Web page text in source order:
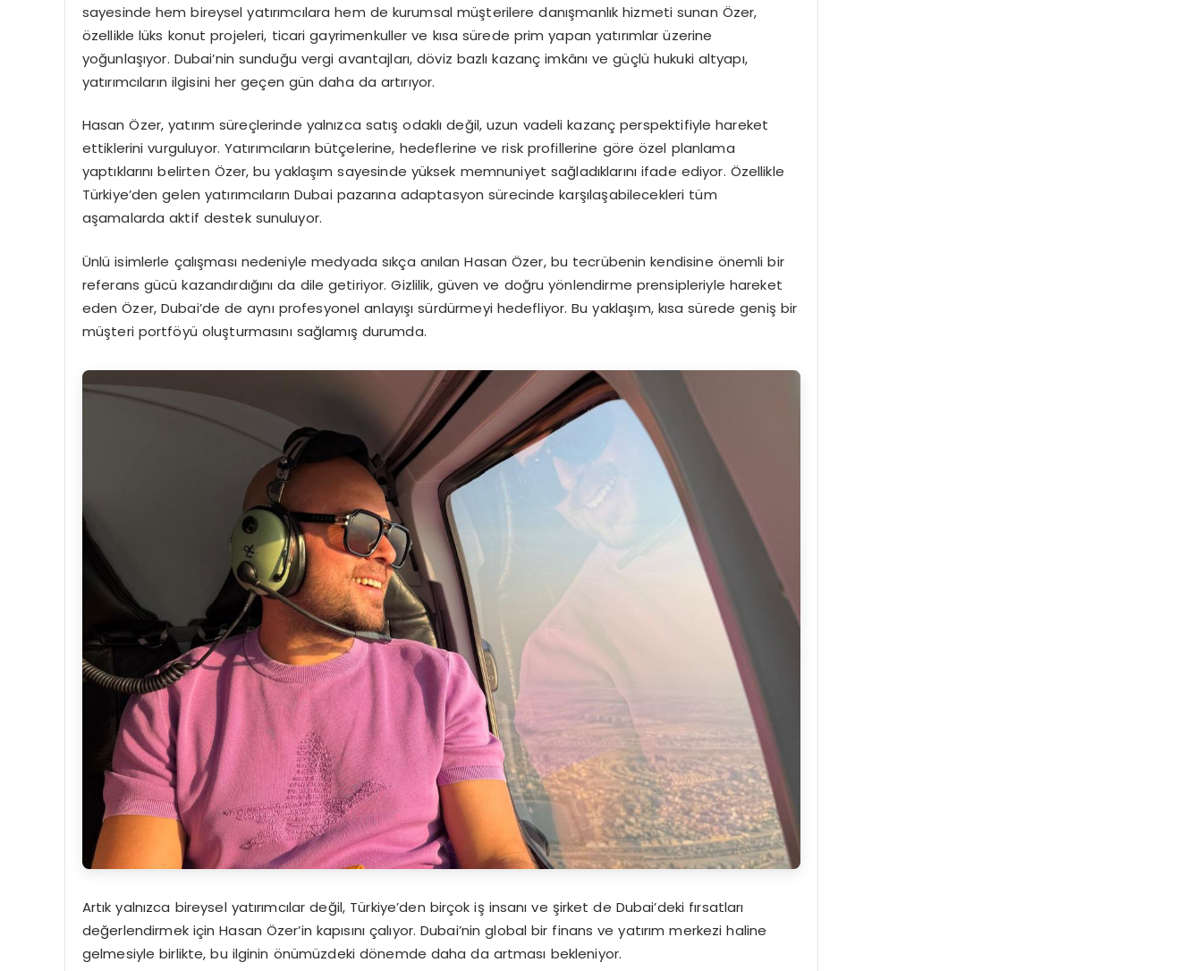
sayesinde hem bireysel yatırımcılara hem de kurumsal müşterilere danışmanlık hizmeti sunan Özer,
özellikle lüks konut projeleri, ticari gayrimenkuller ve kısa sürede prim yapan yatırımlar üzerine
yoğunlaşıyor. Dubai’nin sunduğu vergi avantajları, döviz bazlı kazanç imkânı ve güçlü hukuki altyapı,
yatırımcıların ilgisini her geçen gün daha da artırıyor.
Hasan Özer, yatırım süreçlerinde yalnızca satış odaklı değil, uzun vadeli kazanç perspektifiyle hareket
ettiklerini vurguluyor. Yatırımcıların bütçelerine, hedeflerine ve risk profillerine göre özel planlama
yaptıklarını belirten Özer, bu yaklaşım sayesinde yüksek memnuniyet sağladıklarını ifade ediyor. Özellikle
Türkiye’den gelen yatırımcıların Dubai pazarına adaptasyon sürecinde karşılaşabilecekleri tüm
aşamalarda aktif destek sunuluyor.
Ünlü isimlerle çalışması nedeniyle medyada sıkça anılan Hasan Özer, bu tecrübenin kendisine önemli bir
referans gücü kazandırdığını da dile getiriyor. Gizlilik, güven ve doğru yönlendirme prensipleriyle hareket
eden Özer, Dubai’de de aynı profesyonel anlayışı sürdürmeyi hedefliyor. Bu yaklaşım, kısa sürede geniş bir
müşteri portföyü oluşturmasını sağlamış durumda.
Artık yalnızca bireysel yatırımcılar değil, Türkiye’den birçok iş insanı ve şirket de Dubai’deki fırsatları
değerlendirmek için Hasan Özer’in kapısını çalıyor. Dubai’nin global bir finans ve yatırım merkezi haline
gelmesiyle birlikte, bu ilginin önümüzdeki dönemde daha da artması bekleniyor.